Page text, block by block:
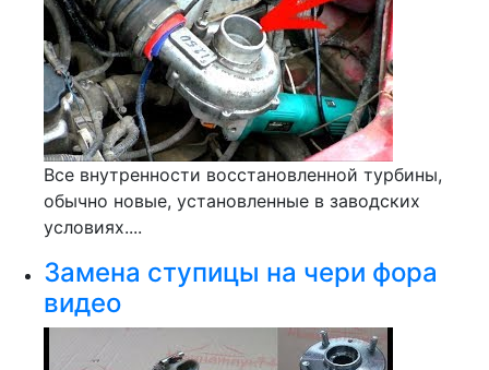
Все внутренности восстановленной турбины,
обычно новые, установленные в заводских
условиях....
Замена ступицы на чери фора
видео